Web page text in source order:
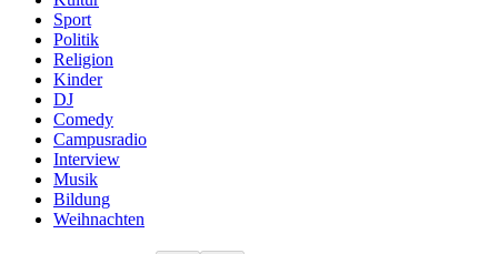
Sport
Politik
Religion
Kinder
DJ
Comedy
Campusradio
Interview
Musik
Bildung
Weihnachten